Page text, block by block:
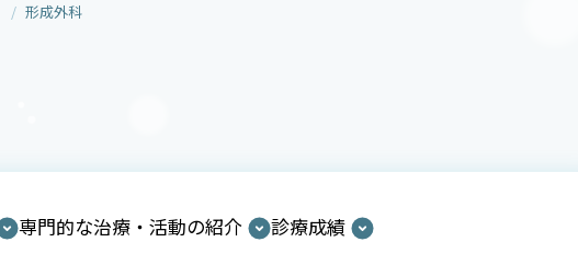
形成外科
専門的な治療・活動の紹介 診療成績